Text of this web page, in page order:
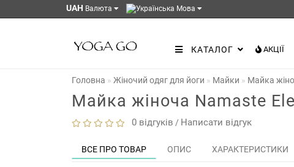
UAH Валюта Мова
КАТАЛОГ АКЦІЇ
Головна Жіночий одяг для йоги Майки Майка
Майка жіноча Namaste
0 відгуків / Написати відгук
ВСЕ ПРО ТОВАР ОПИС ХАРАКТЕРИСТИКИ